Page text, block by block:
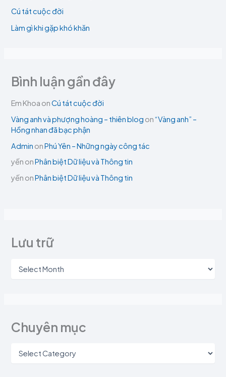
Cú tát cuộc đời
Làm gì khi gặp khó khăn
Bình luận gần đây
Em Khoa onCú tát cuộc đời
Vàng anh và phượng hoàng – thiên blog on“Vàng anh” –
Hồng nhan đã bạc phận
Admin onPhú Yên – Những ngày công tác
yến onPhân biệt Dữ liệu và Thông tin
yến onPhân biệt Dữ liệu và Thông tin
Lưu trữ
Chuyên mục